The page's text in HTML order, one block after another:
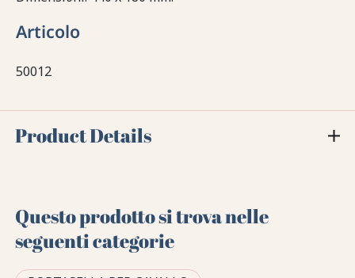
Articolo
50012
Product Details
Questo prodotto si trova nelle
seguenti categorie